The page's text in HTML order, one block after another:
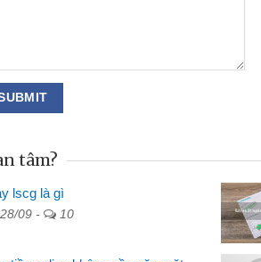
Mai Lan - Sinh viên
Tôi biết đến thông qua quảng cáo
sinh viên nên cần đóng tiền nhà,
tâm?
lscg là gì
09 - 10